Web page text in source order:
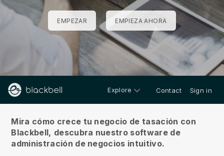
EMPEZAR EMPIEZA AHORA
Explore Contact Sign in
Mira cómo crece tu negocio de tasación con
Blackbell, descubra nuestro software de
administración de negocios intuitivo.